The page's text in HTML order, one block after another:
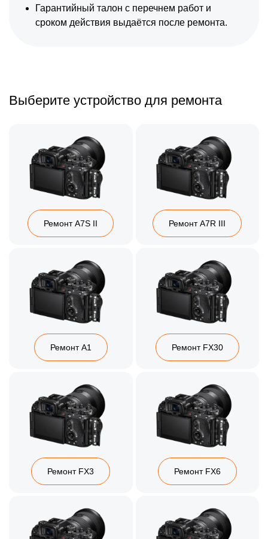
Гарантийный талон с перечнем работ и
сроком действия выдаётся после ремонта.
Выберите устройство для ремонта
Ремонт A7S II Ремонт A7R III
Ремонт A1 Ремонт FX30
Ремонт FX3 Ремонт FX6